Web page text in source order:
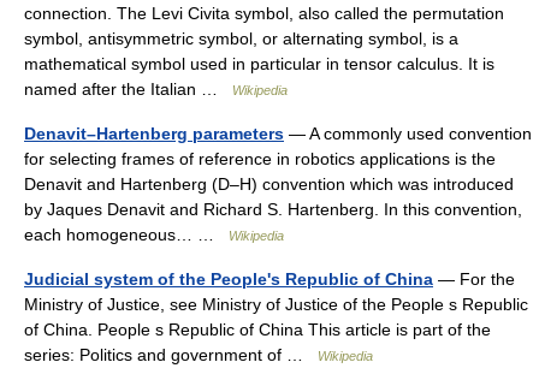
connection. The Levi Civita symbol, also called the permutation
symbol, antisymmetric symbol, or alternating symbol, is a
mathematical symbol used in particular in tensor calculus. It is
named after the Italian …
Wikipedia
Denavit–Hartenberg parameters — A commonly used convention
for selecting frames of reference in robotics applications is the
Denavit and Hartenberg (D–H) convention which was introduced
by Jaques Denavit and Richard S. Hartenberg. In this convention,
each homogeneous… …
Wikipedia
Judicial system of the People's Republic of China — For the
Ministry of Justice, see Ministry of Justice of the People s Republic
of China. People s Republic of China This article is part of the
series: Politics and government of …
Wikipedia